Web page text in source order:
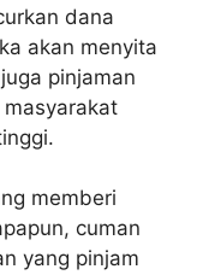
dana
akan menyita
pinjaman
memberi
cuman
yang pinjam